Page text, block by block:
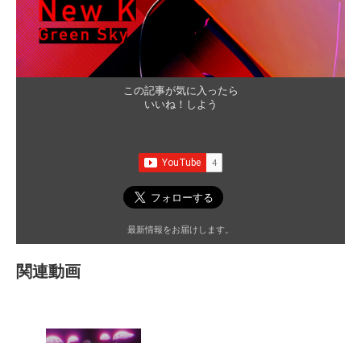
この記事が気に入ったら
いいね！しよう
最新情報をお届けします。
関連動画